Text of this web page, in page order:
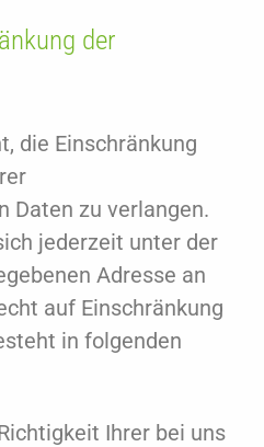
der
die Einschränkung
Daten zu verlangen.
jederzeit unter der
Adresse an
auf Einschränkung
in folgenden
Ihrer bei uns